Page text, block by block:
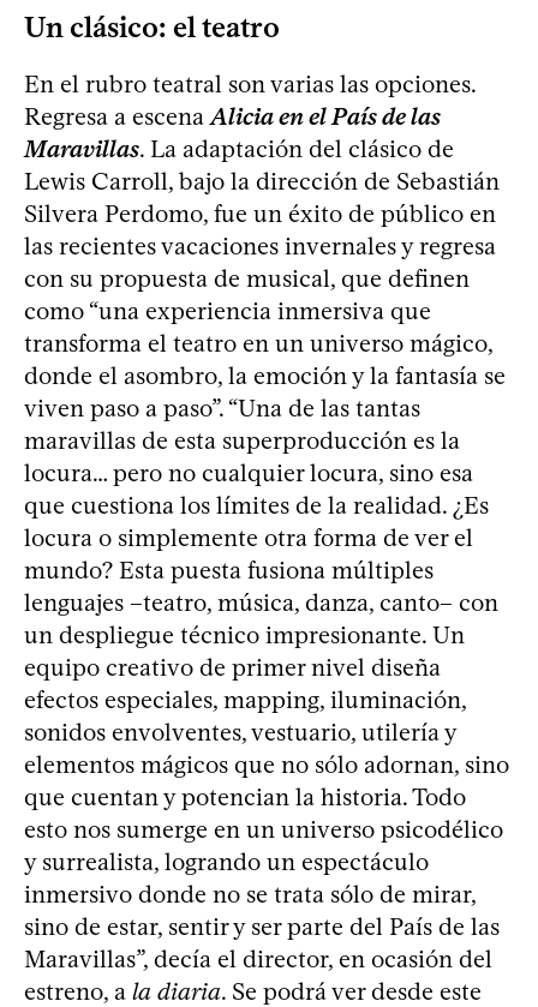
Un clásico: el teatro
En el rubro teatral son varias las opciones.
Regresa a escena Alicia en el País de las
Maravillas. La adaptación del clásico de
Lewis Carroll, bajo la dirección de Sebastián
Silvera Perdomo, fue un éxito de público en
las recientes vacaciones invernales y regresa
con su propuesta de musical, que definen
como “una experiencia inmersiva que
transforma el teatro en un universo mágico,
donde el asombro, la emoción y la fantasía se
viven paso a paso”. “Una de las tantas
maravillas de esta superproducción es la
locura… pero no cualquier locura, sino esa
que cuestiona los límites de la realidad. ¿Es
locura o simplemente otra forma de ver el
mundo? Esta puesta fusiona múltiples
lenguajes –teatro, música, danza, canto– con
un despliegue técnico impresionante. Un
equipo creativo de primer nivel diseña
efectos especiales, mapping, iluminación,
sonidos envolventes, vestuario, utilería y
elementos mágicos que no sólo adornan, sino
que cuentan y potencian la historia. Todo
esto nos sumerge en un universo psicodélico
y surrealista, logrando un espectáculo
inmersivo donde no se trata sólo de mirar,
sino de estar, sentir y ser parte del País de las
Maravillas”, decía el director, en ocasión del
estreno, a la diaria. Se podrá ver desde este